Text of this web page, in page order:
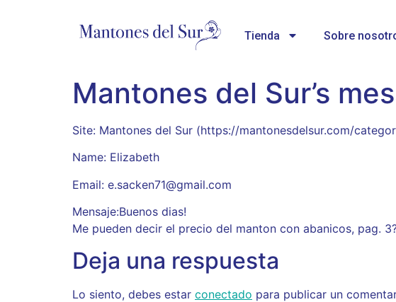
Tienda Sobre
Mantones del Sur’s
Site: Mantones del Sur (https://mantonesdelsur.com/
Name: Elizabeth
Email: e.sacken71@gmail.com
Mensaje:Buenos dias!
Me pueden decir el precio del manton con abanicos, pag.
Deja una respuesta
Lo siento, debes estar conectado para publicar un